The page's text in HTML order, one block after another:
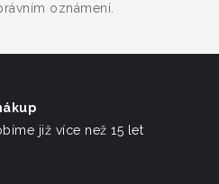
oznámení.
již více než 15 let